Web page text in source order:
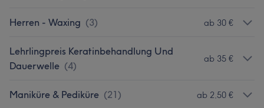
Herren - Waxing (3) ab 30 €
Lehrlingpreis Keratinbehandlung Und
Dauerwelle (4)
ab 35 €
Maniküre & Pediküre (21) ab 2,50 €